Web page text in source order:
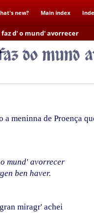
new? Main index
d' o mund' avorrecer
meninna de Proença
mund' avorrecer
ben haver.
miragr' achei